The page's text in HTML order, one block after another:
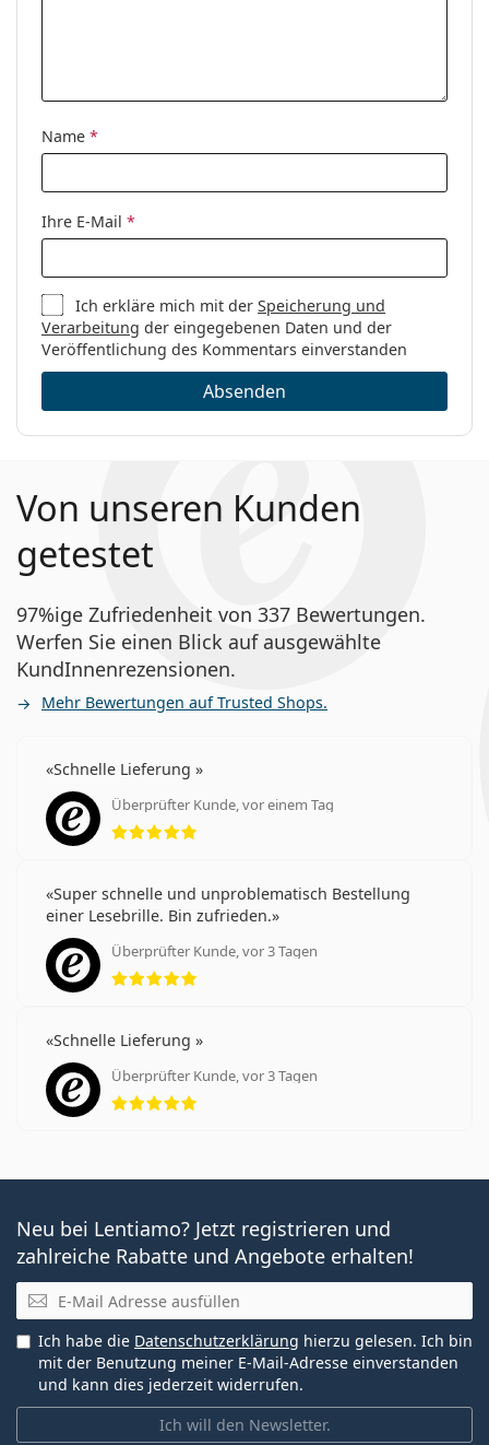
Code:
VHE846 06X1 53
Name *
Ihre E-Mail *
Ich erkläre mich mit derSpeicherung und
Verarbeitung der eingegebenen Daten und der
Veröffentlichung des Kommentars einverstanden
Absenden
Von unseren Kunden
getestet
97%ige Zufriedenheit von 337 Bewertungen.
Werfen Sie einen Blick auf ausgewählte
KundInnenrezensionen.
Mehr Bewertungen auf Trusted Shops.
Schnelle Lieferung
Überprüfter Kunde, vor einem Tag
Bewertung 5 aus 5
Super schnelle und unproblematisch Bestellung
einer Lesebrille. Bin zufrieden.
Überprüfter Kunde, vor 3 Tagen
Bewertung 5 aus 5
Schnelle Lieferung
Überprüfter Kunde, vor 3 Tagen
Bewertung 5 aus 5
Neu bei Lentiamo? Jetzt registrieren und
zahlreiche Rabatte und Angebote erhalten!
E-Mail
Ich will den Newsletter.
Ich habe die Datenschutzerklärung hierzu gelesen. Ich bin
mit der Benutzung meiner E-Mail-Adresse einverstanden
und kann dies jederzeit widerrufen.